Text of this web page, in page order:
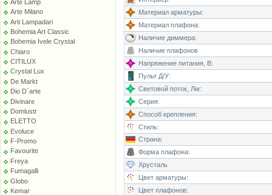
Arte Lamp
Arte Milano
Arti Lampadari
Bohemia Art Classic
Bohemia Ivele Crystal
Chiaro
CITILUX
Crystal Lux
De Markt
Dio D`arte
Divinare
Domlustr
ELETTO
Evoluce
F-Promo
Favourite
Freya
Fumagalli
Globo
Kemar
Материал арматуры:
Материал плафона:
Наличие диммера:
Наличие плафонов
Напряжение питания, В:
Пульт Д/У:
Световой поток, Лм:
Серия:
Способ крепления:
Стиль:
Страна:
Форма плафона:
Хрусталь
Цвет арматуры:
Цвет плафонов: